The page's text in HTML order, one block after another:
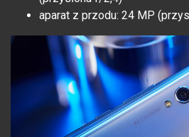
aparat z przodu: 24 MP